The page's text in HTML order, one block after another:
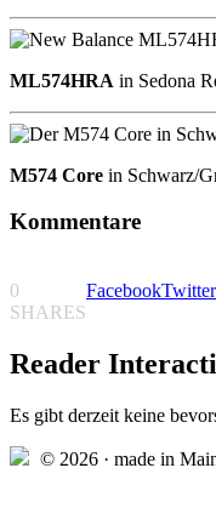
ML574HRA in Sedona
M574 Core in Schwarz/
Kommentare
0
SHARES
FacebookTwitter
Reader
Es gibt derzeit keine
© 2026 · made in